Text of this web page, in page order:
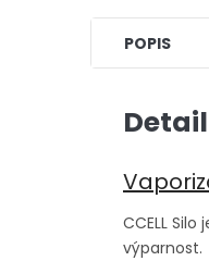
POPIS
CCELL